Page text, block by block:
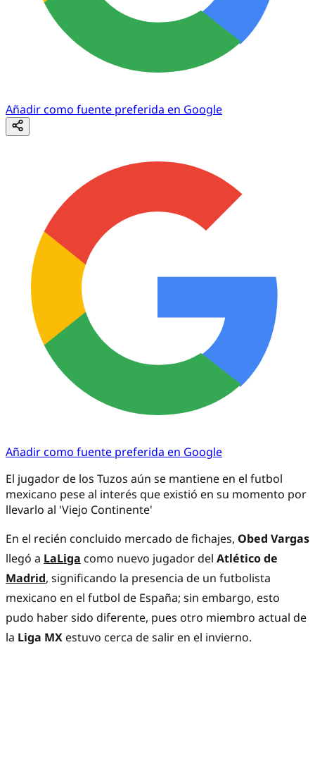
Añadir como fuente preferida en Google
Añadir como fuente preferida en Google
El jugador de los Tuzos aún se mantiene en el futbol
mexicano pese al interés que existió en su momento por
llevarlo al 'Viejo Continente'
En el recién concluido mercado de fichajes, Obed Vargas
llegó a LaLiga como nuevo jugador del Atlético de
Madrid, significando la presencia de un futbolista
mexicano en el futbol de España; sin embargo, esto
pudo haber sido diferente, pues otro miembro actual de
la Liga MX estuvo cerca de salir en el invierno.